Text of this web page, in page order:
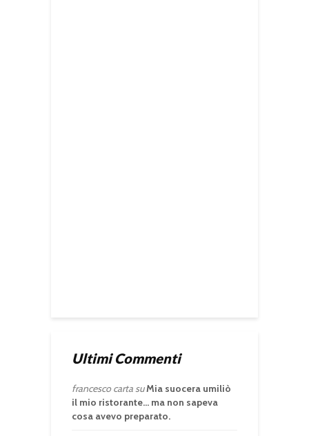
Ultimi Commenti
francesco cartasuMia suocera umiliò
il mio ristorante… ma non sapeva
cosa avevo preparato.